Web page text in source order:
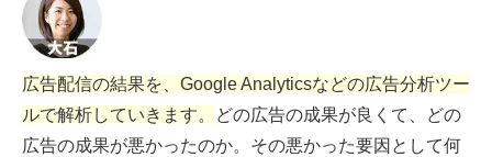
広告配信の結果を、Google Analyticsなどの広告分析ツー
ルで解析していきます。
どの広告の成果が良くて、どの
広告の成果が悪かったのか。その悪かった要因として何